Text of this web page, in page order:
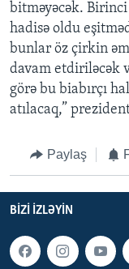
bitməyəcək.
hadisə oldu
bunlar öz çirkin
davam etdiriləcək
görə bu biabırçı
atılacaq,”
Paylaş
BIZI IZLƏYIN